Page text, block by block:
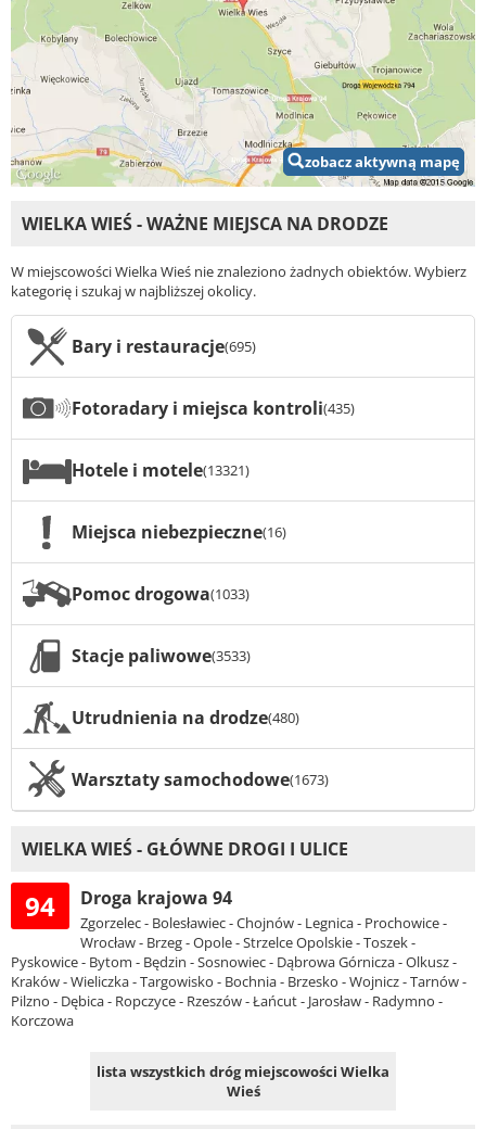
zobacz aktywną mapę
WIELKA WIEŚ - WAŻNE MIEJSCA NA DRODZE
W miejscowości Wielka Wieś nie znaleziono żadnych obiektów. Wybierz
kategorię i szukaj w najbliższej okolicy.
Bary i restauracje(695)
Fotoradary i miejsca kontroli(435)
Hotele i motele(13321)
Miejsca niebezpieczne(16)
Pomoc drogowa(1033)
Stacje paliwowe(3533)
Utrudnienia na drodze(480)
Warsztaty samochodowe(1673)
WIELKA WIEŚ - GŁÓWNE DROGI I ULICE
94 Droga krajowa 94
Zgorzelec - Bolesławiec - Chojnów - Legnica - Prochowice -
Wrocław - Brzeg - Opole - Strzelce Opolskie - Toszek -
Pyskowice - Bytom - Będzin - Sosnowiec - Dąbrowa Górnicza - Olkusz -
Kraków - Wieliczka - Targowisko - Bochnia - Brzesko - Wojnicz - Tarnów -
Pilzno - Dębica - Ropczyce - Rzeszów - Łańcut - Jarosław - Radymno -
Korczowa
lista wszystkich dróg miejscowości Wielka
Wieś